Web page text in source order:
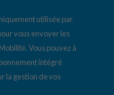
utilisée par
vous envoyer les
Vous pouvez à
intégré
la gestion de vos